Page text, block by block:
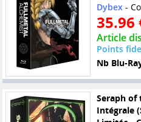
Dybex-
35.96
Article
Points
Nb Blu-
Seraph of
Intégrale